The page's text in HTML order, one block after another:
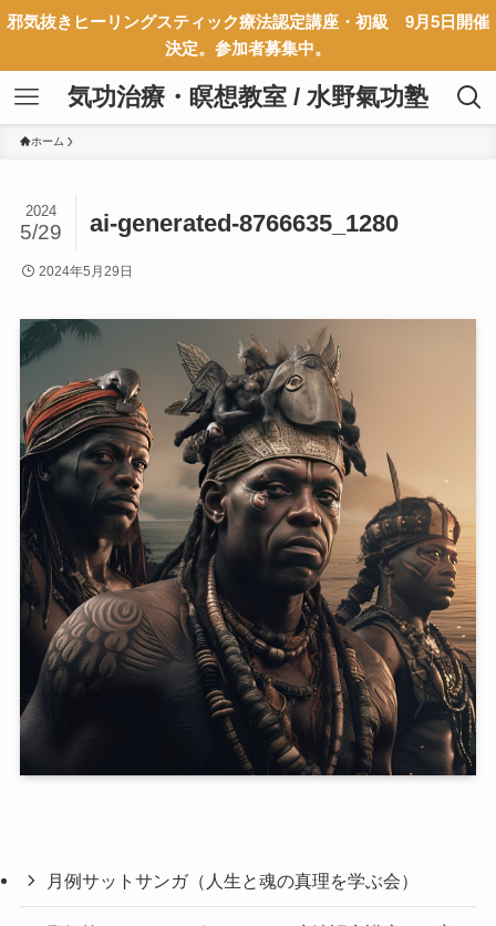
邪気抜きヒーリングスティック療法認定講座・初級 9月5日開催
決定。参加者募集中。
気功治療・瞑想教室 / 水野氣功塾
ホーム
ai-generated-8766635_1280
2024
5/29
2024年5月29日
月例サットサンガ（人生と魂の真理を学ぶ会）